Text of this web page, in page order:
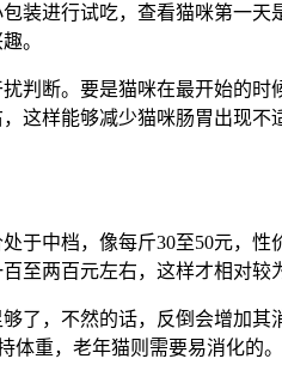
装进行试吃，查看猫咪第一
。
判断。要是猫咪在最开始的
这样能够减少猫咪肠胃出现
于中档，像每斤30至50元，
至两百元左右，这样才相对较
了，不然的话，反倒会增加
重，老年猫则需要易消化